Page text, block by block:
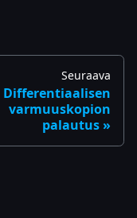
Seuraava
Differentiaalisen
varmuuskopion
palautus